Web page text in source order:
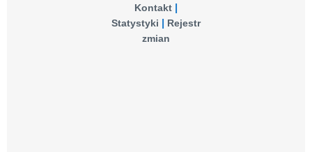
Kontakt
Statystyki
Rejestr
zmian